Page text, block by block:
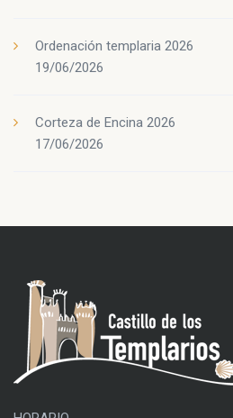
Ordenación templaria 2026
19/06/2026
Corteza de Encina 2026
17/06/2026